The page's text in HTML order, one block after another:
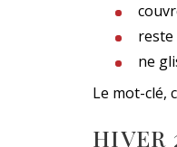
reste
ne
Le mot-clé,
HIVER